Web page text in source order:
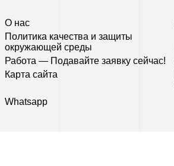
О нас
Политика качества и защиты
окружающей среды
Работа — Подавайте заявку сейчас!
Карта сайта
Whatsapp